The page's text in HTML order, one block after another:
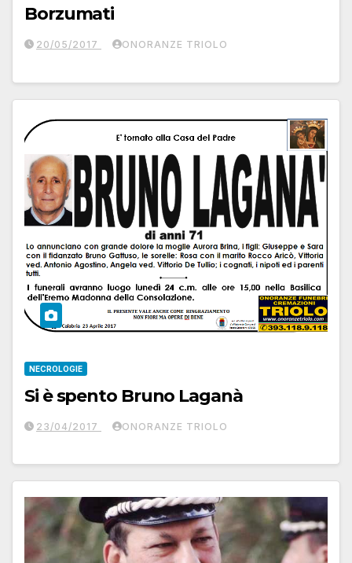
Borzumati
20/05/2017 ONORANZE TRIOLO
NECROLOGIE
Si è spento Bruno Laganà
23/04/2017 ONORANZE TRIOLO